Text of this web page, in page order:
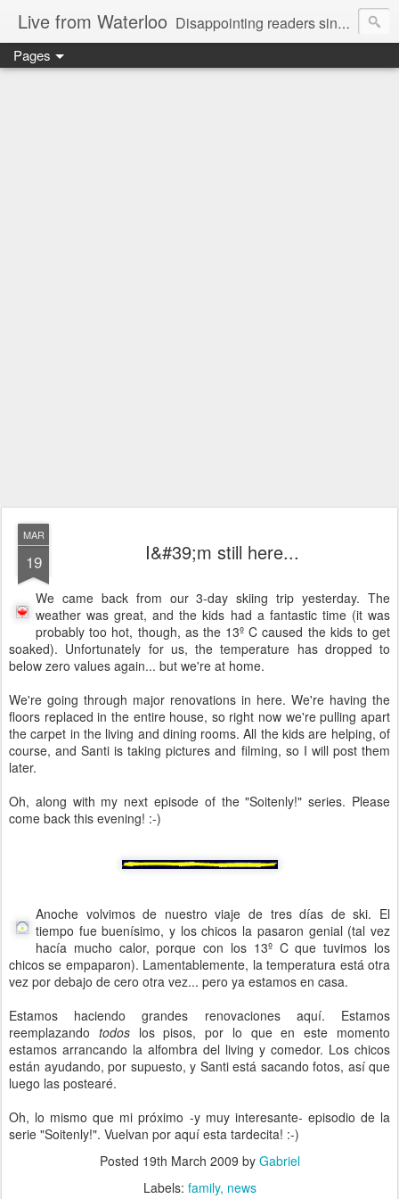
Live from Waterloo Disappointing readers since 2006
Pages
MAR
19 I&#39;m still here...
We came back from our 3-day skiing trip yesterday. The
weather was great, and the kids had a fantastic time (it was
probably too hot, though, as the 13º C caused the kids to get
soaked). Unfortunately for us, the temperature has dropped to
below zero values again... but we're at home.
We're going through major renovations in here. We're having the
floors replaced in the entire house, so right now we're pulling apart
the carpet in the living and dining rooms. All the kids are helping, of
course, and Santi is taking pictures and filming, so I will post them
later.
Oh, along with my next episode of the "Soitenly!" series. Please
come back this evening! :-)
Anoche volvimos de nuestro viaje de tres días de ski. El
tiempo fue buenísimo, y los chicos la pasaron genial (tal vez
hacía mucho calor, porque con los 13º C que tuvimos los
chicos se empaparon). Lamentablemente, la temperatura está otra
vez por debajo de cero otra vez... pero ya estamos en casa.
Estamos haciendo grandes renovaciones aquí. Estamos
reemplazando todos los pisos, por lo que en este momento
estamos arrancando la alfombra del living y comedor. Los chicos
están ayudando, por supuesto, y Santi está sacando fotos, así que
luego las postearé.
Oh, lo mismo que mi próximo -y muy interesante- episodio de la
serie "Soitenly!". Vuelvan por aquí esta tardecita! :-)
Posted 19th March 2009 by Gabriel
Labels: family news